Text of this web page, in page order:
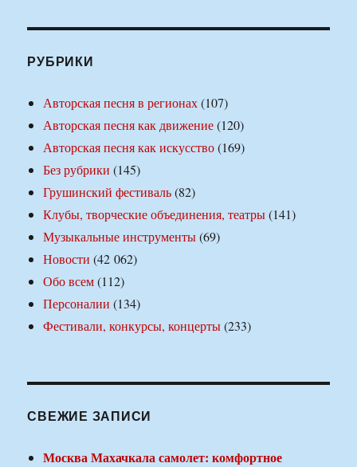
РУБРИКИ
Авторская песня в регионах(107)
Авторская песня как движение(120)
Авторская песня как искусство(169)
Без рубрики (145)
Грушинский фестиваль(82)
Клубы, творческие объединения, театры(141)
Музыкальные инструменты(69)
Новости (42 062)
Обо всем(112)
Персоналии (134)
Фестивали, конкурсы, концерты(233)
СВЕЖИЕ ЗАПИСИ
Москва Махачкала самолет: комфортное